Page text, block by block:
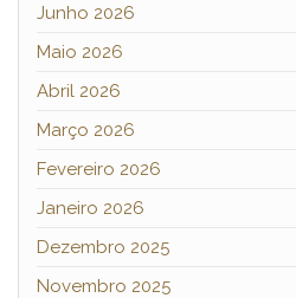
Junho 2026
Maio 2026
Abril 2026
Março 2026
Fevereiro 2026
Janeiro 2026
Dezembro 2025
Novembro 2025